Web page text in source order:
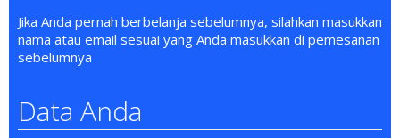
Jika Anda pernah berbelanja sebelumnya, silahkan masukkan
nama atau email sesuai yang Anda masukkan di pemesanan
sebelumnya
Data Anda